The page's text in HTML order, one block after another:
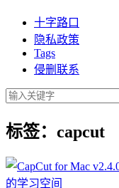
十字路口
隐私政策
Tags
侵删联系
标签：capcut